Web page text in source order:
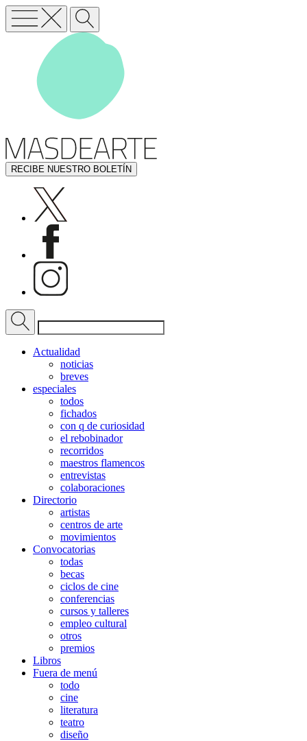
RECIBE NUESTRO BOLETÍN
Actualidad
noticias
breves
especiales
todos
fichados
con q de curiosidad
el rebobinador
recorridos
maestros flamencos
entrevistas
colaboraciones
Directorio
artistas
centros de arte
movimientos
Convocatorias
todas
becas
ciclos de cine
conferencias
cursos y talleres
empleo cultural
otros
premios
Libros
Fuera de menú
todo
cine
literatura
teatro
diseño